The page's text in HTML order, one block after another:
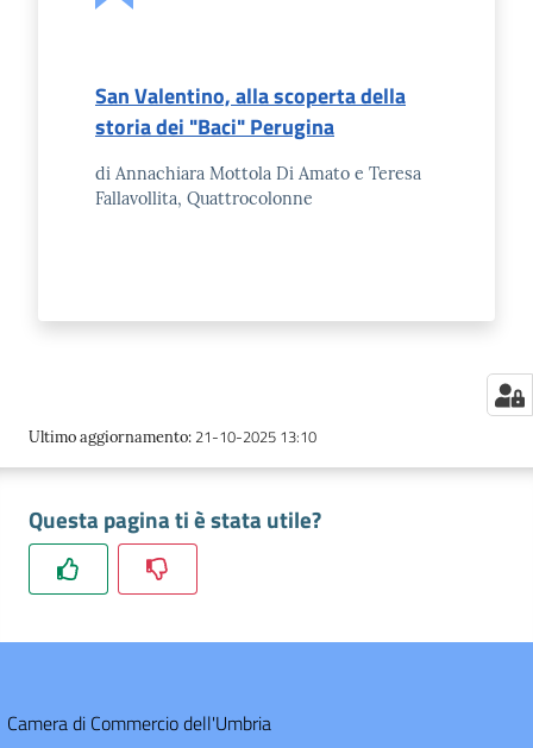
San Valentino, alla scoperta della
storia dei "Baci" Perugina
di Annachiara Mottola Di Amato e Teresa
Fallavollita, Quattrocolonne
Ultimo aggiornamento: 21-10-2025 13:10
Questa pagina ti è stata utile?
Camera di Commercio dell'Umbria